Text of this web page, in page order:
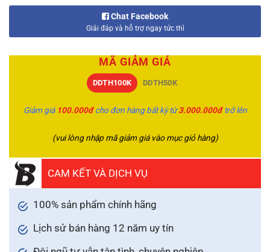
Chat Facebook
Giải đáp và hỗ trợ ngay tức thì
MÃ GIẢM GIÁ
DDTH100K DDTH50K
Giảm giá 100.000đcho đơn hàng bất kỳ từ3.000.000đ trở lên
(vui lòng nhập mã giảm giá vào mục giỏ hàng)
CAM KẾT VÀ DỊCH VỤ
100% sản phẩm chính hãng
Lịch sử bán hàng 12 năm uy tín